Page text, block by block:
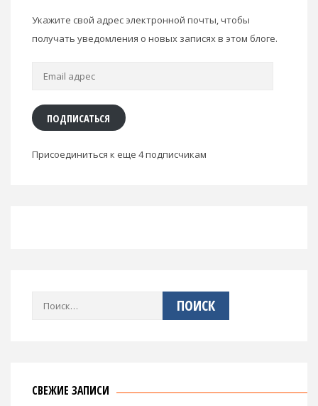
Укажите свой адрес электронной почты, чтобы
получать уведомления о новых записях в этом блоге.
Email
ПОДПИСАТЬСЯ
Присоединиться к еще 4 подписчикам
Найти:
СВЕЖИЕ ЗАПИСИ